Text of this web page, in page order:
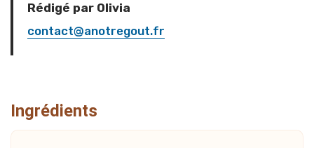
Rédigé par Olivia
contact@anotregout.fr
Section :
Ingrédients